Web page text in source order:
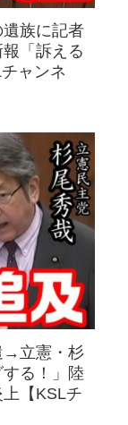
遺族に記者
「訴える
ャンネ
→立憲・杉
る！」陸
【KSLチ